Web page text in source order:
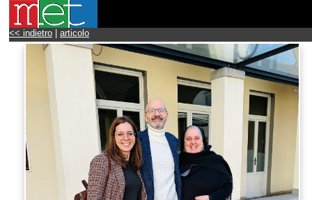
<< indietro articolo